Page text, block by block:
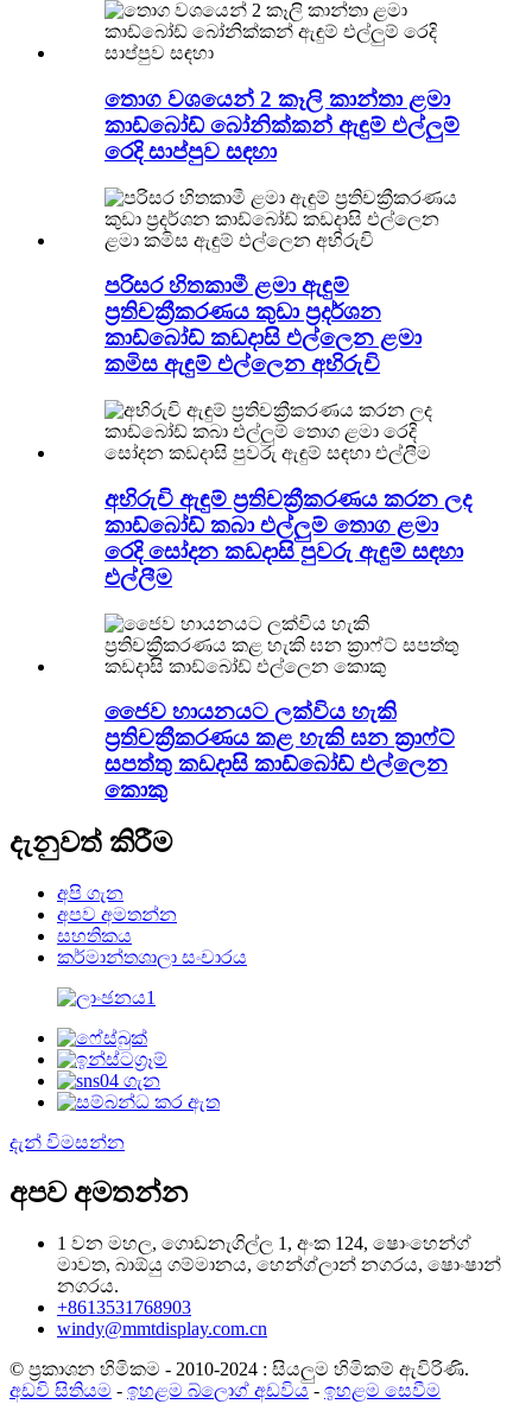
තොග වශයෙන් 2 කෑලි කාන්තා ළමා
කාඩ්බෝඩ් බෝනික්කන් ඇඳුම් එල්ලුම්
රෙදි සාප්පුව සඳහා
පරිසර හිතකාමී ළමා ඇඳුම්
ප්‍රතිචක්‍රීකරණය කුඩා ප්‍රදර්ශන
කාඩ්බෝඩ් කඩදාසි එල්ලෙන ළමා
කමිස ඇඳුම් එල්ලෙන අභිරුචි
අභිරුචි ඇඳුම් ප්‍රතිචක්‍රීකරණය කරන ලද
කාඩ්බෝඩ් කබා එල්ලුම් තොග ළමා
රෙදි සෝදන කඩදාසි පුවරු ඇඳුම් සඳහා
එල්ලීම
ජෛව හායනයට ලක්විය හැකි
ප්‍රතිචක්‍රීකරණය කළ හැකි ඝන ක්‍රාෆ්ට්
සපත්තු කඩදාසි කාඩ්බෝඩ් එල්ලෙන
කොකු
දැනුවත් කිරීම
අපි ගැන
අපව අමතන්න
සහතිකය
කර්මාන්තශාලා සංචාරය
දැන් විමසන්න
අපව අමතන්න
1 වන මහල, ගොඩනැගිල්ල 1, අංක 124, ෂොංහෙන්ග්
මාවත, බාඕයු ගම්මානය, හෙන්ග්ලාන් නගරය, ෂොංෂාන්
නගරය.
+8613531768903
windy@mmtdisplay.com.cn
© ප්‍රකාශන හිමිකම - 2010-2024 : සියලුම හිමිකම් ඇවිරිණි.
අඩවි සිතියම - ඉහළම බ්ලොග් අඩවිය- ඉහළම සෙවීම